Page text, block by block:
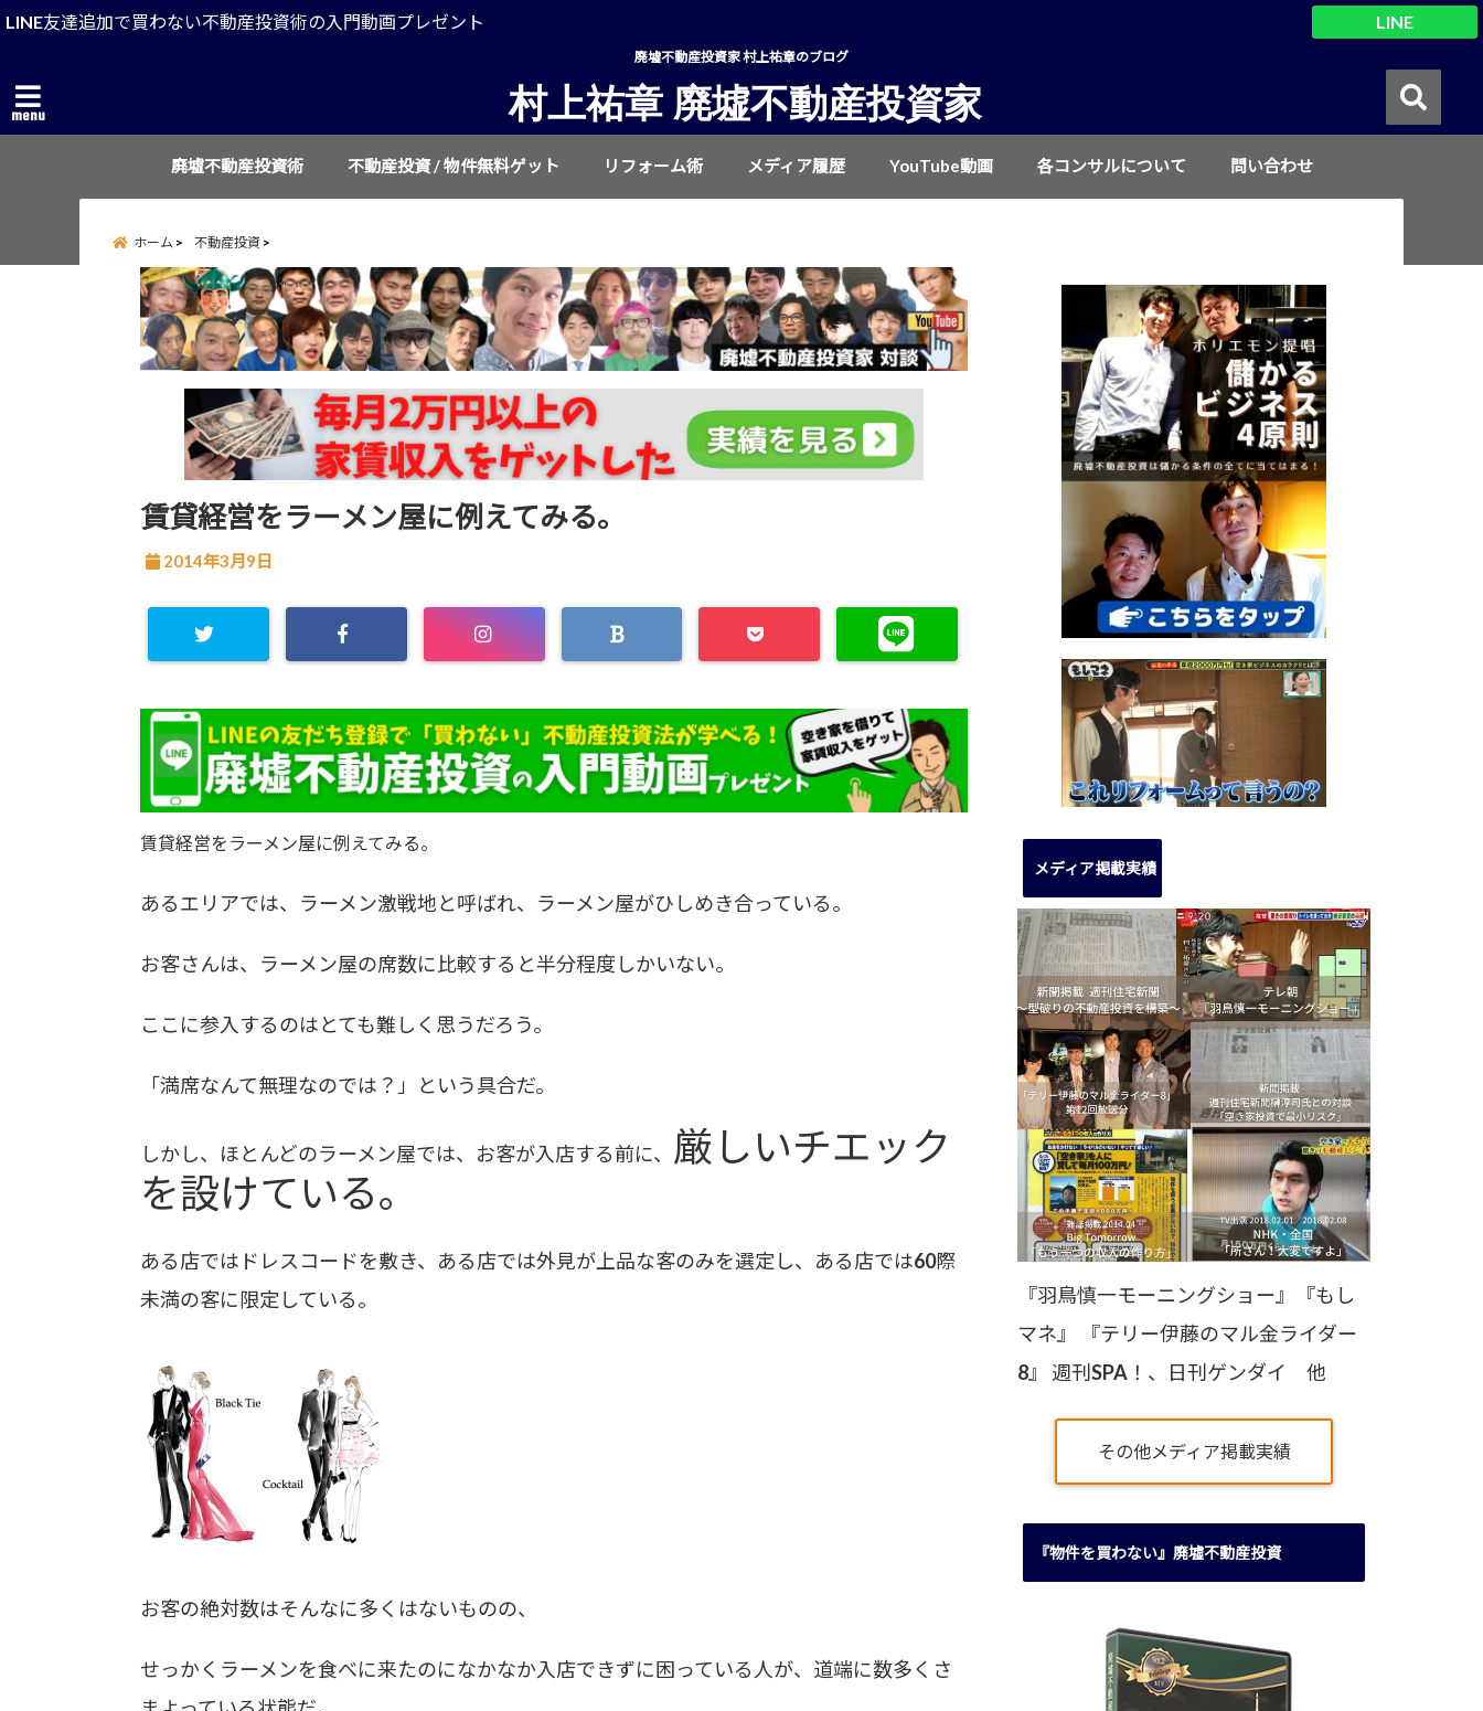
LINE友達追加で買わない不動産投資術の入門動画プレゼント LINE
廃墟不動産投資家 村上祐章のブログ
menu 村上祐章 廃墟不動産投資家
廃墟不動産投資術 不動産投資 / 物件無料ゲット リフォーム術 メディア履歴 YouTube動画 各コンサルについて 問い合わせ
ホーム 不動産投資
賃貸経営をラーメン屋に例えてみる。
2014年3月9日
賃貸経営をラーメン屋に例えてみる。
あるエリアでは、ラーメン激戦地と呼ばれ、ラーメン屋がひしめき合っている。
お客さんは、ラーメン屋の席数に比較すると半分程度しかいない。
ここに参入するのはとても難しく思うだろう。
「満席なんて無理なのでは？」という具合だ。
しかし、ほとんどのラーメン屋では、お客が入店する前に、 厳しいチエック
を設けている。
ある店ではドレスコードを敷き、ある店では外見が上品な客のみを選定し、ある店では60際
未満の客に限定している。
お客の絶対数はそんなに多くはないものの、
せっかくラーメンを食べに来たのになかなか入店できずに困っている人が、道端に数多くさ
メディア掲載実績
『羽鳥慎一モーニングショー』『もし
マネ』 『テリー伊藤のマル金ライダー
8』 週刊SPA！、日刊ゲンダイ 他
その他メディア掲載実績
『物件を買わない』廃墟不動産投資